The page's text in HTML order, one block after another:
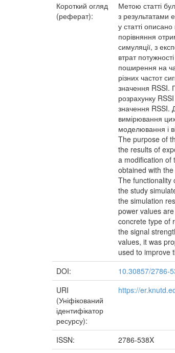
Короткий огляд
(реферат):
Метою статті
з результатами
у статті
порівняння
симуляції, з
втрат
поширення на
різних частот
значення RSSI.
розрахунку
значення RSSI.
вимірювання
моделювання і
The purpose of
the results of
a modification of
obtained with
The functionality
the study
the simulation
power values
concrete type of
the signal
values, it was
used to improve
DOI:
10.30857/2786-
URI
(Уніфікований
ідентифікатор
ресурсу):
https://
ISSN:
2786-538X